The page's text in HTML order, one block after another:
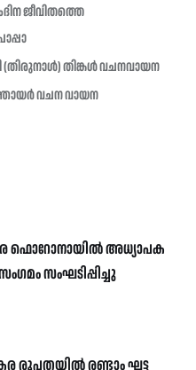
ജീവിതത്തെ
തിങ്കൾ വചനവായന
വചന വായന
ഫൊറോനായിൽ അധ്യാപക
സംഘടിപ്പിച്ചു
രൂപതയിൽ രണ്ടാം ഘട്ട